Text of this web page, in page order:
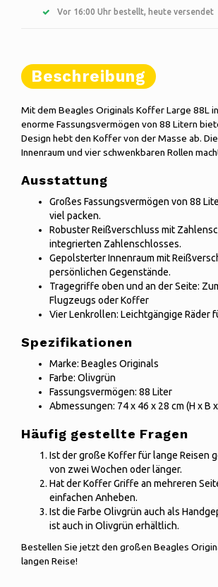
Vor 16:00 Uhr bestellt, heute versendet
Beschreibung
Mit dem Beagles Originals Koffer Large 88L
enorme Fassungsvermögen von 88 Litern
Design hebt den Koffer von der Masse ab.
Innenraum und vier schwenkbaren Rollen
Ausstattung
Großes Fassungsvermögen von 88
viel packen.
Robuster Reißverschluss mit
integrierten Zahlenschlosses.
Gepolsterter Innenraum mit
persönlichen Gegenstände.
Tragegriffe oben und an der Seite:
Flugzeugs oder Koffer
Vier Lenkrollen: Leichtgängige Räder
Spezifikationen
Marke: Beagles Originals
Farbe: Olivgrün
Fassungsvermögen: 88 Liter
Abmessungen: 74 x 46 x 28 cm (H x B
Häufig gestellte Fragen
Ist der große Koffer für lange Reisen
von zwei Wochen oder länger.
Hat der Koffer Griffe an mehreren
einfachen Anheben.
Ist die Farbe Olivgrün auch als
ist auch in Olivgrün erhältlich.
Bestellen Sie jetzt den großen Beagles
langen Reise!